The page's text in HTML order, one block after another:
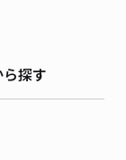
探す